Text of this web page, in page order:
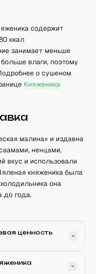
содержит
ккал
занимает меньше
влаги, поэтому
о сушеном
Княженика
малина» и издавна
ненцами,
вкус и использовали
княженика была
она
до года.
ценность